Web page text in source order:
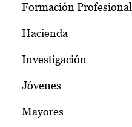
Formación Profesional
Hacienda
Investigación
Jóvenes
Mayores